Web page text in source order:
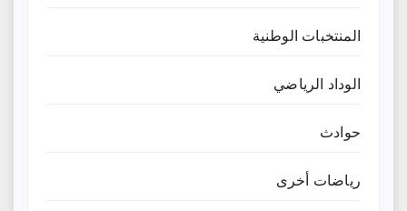
المنتخبات الوطنية
الوداد الرياضي
حوادث
رياضات أخرى